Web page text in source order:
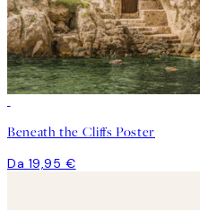
Beneath the Cliffs Poster
Da 19,95 €